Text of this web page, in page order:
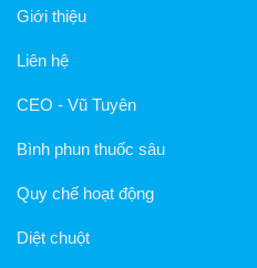
Giới thiệu
Liên hệ
CEO - Vũ Tuyên
Bình phun thuốc sâu
Quy chế hoạt động
Diệt chuột